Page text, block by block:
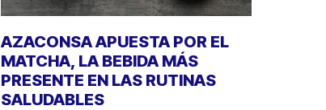
AZACONSA APUESTA POR EL
MATCHA, LA BEBIDA MÁS
PRESENTE EN LAS RUTINAS
SALUDABLES